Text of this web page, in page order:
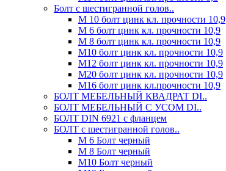
Болт с шестигранной голов..
М 10 болт цинк кл. прочности 10,9
М 6 болт цинк кл. прочности 10,9
М 8 болт цинк кл. прочности 10,9
М10 болт цинк кл. прочности 10,9
М12 болт цинк кл. прочности 10,9
М20 болт цинк кл. прочности 10,9
М16 болт цинк кл.прочности 10,9
БОЛТ МЕБЕЛЬНЫЙ КВАДРАТ DI..
БОЛТ МЕБЕЛЬНЫЙ С УСОМ DI..
БОЛТ DIN 6921 c фланцем
БОЛТ с шестигранной голов..
М 6 Болт черный
М 8 Болт черный
М10 Болт черный